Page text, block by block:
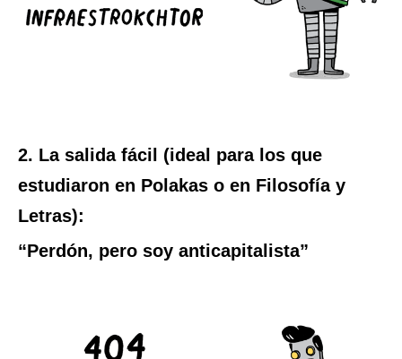
2. La salida fácil (ideal para los que
estudiaron en Polakas o en Filosofía y
Letras):
“Perdón, pero soy anticapitalista”